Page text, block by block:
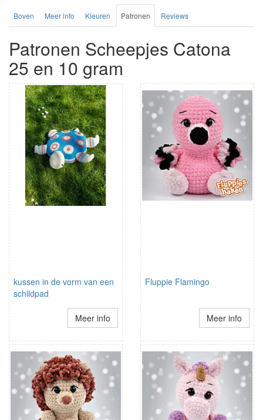
Boven Meer info Kleuren Patronen Reviews
Patronen Scheepjes Catona
25 en 10 gram
kussen in de vorm van een
schildpad
Meer info
Fluppie Flamingo
Meer info